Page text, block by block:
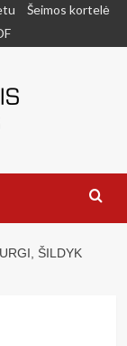
Šeimos kortelė
ŠILDYK